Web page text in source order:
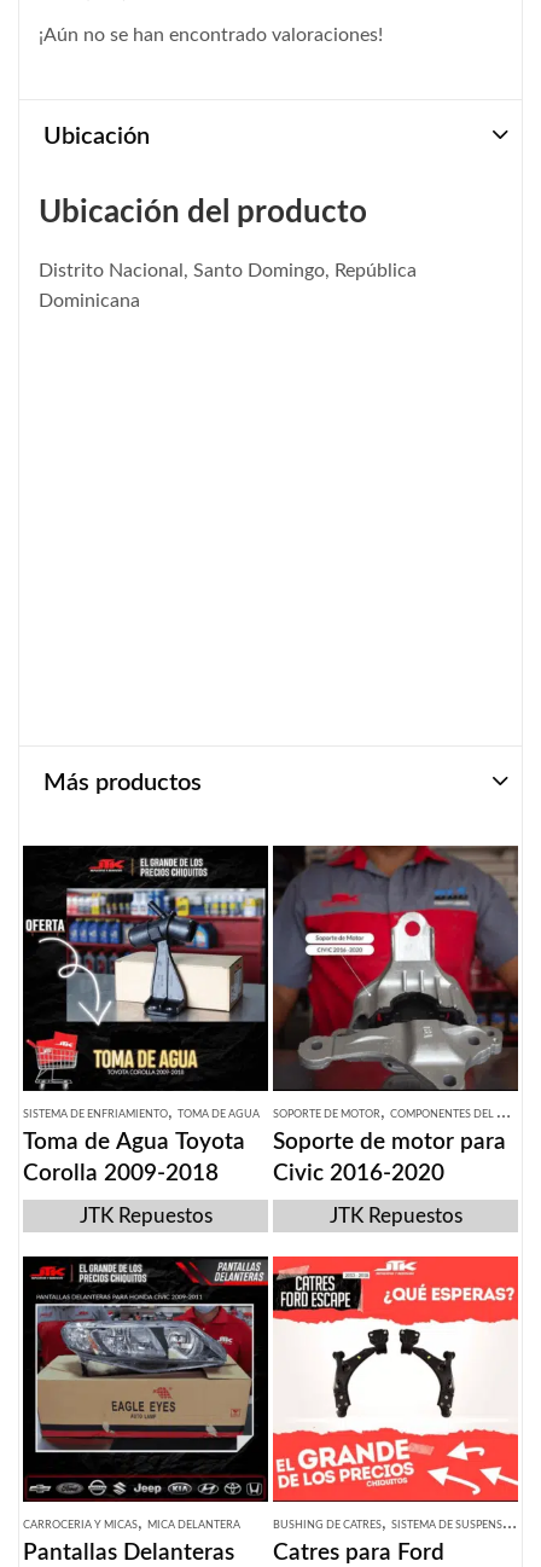
¡Aún no se han encontrado valoraciones!
Ubicación
Ubicación del producto
Distrito Nacional, Santo Domingo, República
Dominicana
Más productos
SISTEMA DE ENFRIAMIENTO, TOMA DE AGUA
Toma de Agua Toyota
Corolla 2009-2018
JTK Repuestos
SOPORTE DE MOTOR , COMPONENTES DEL MOTOR
Soporte de motor para
Civic 2016-2020
JTK Repuestos
CARROCERIA Y MICAS, MICA DELANTERA
Pantallas Delanteras
BUSHING DE CATRES, SISTEMA DE SUSPENSION
Catres para Ford